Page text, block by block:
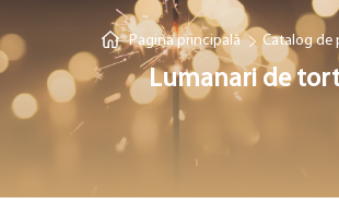
Pagina principală Catalog de
Lumanari de